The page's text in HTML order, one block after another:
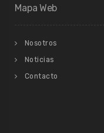
Mapa Web
Nosotros
Noticias
Contacto